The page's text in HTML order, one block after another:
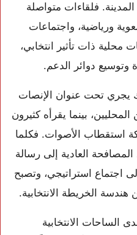
فلقاءات متواصلة
ورياضية، واجتماعات
ذات تأثير انتخابي،
وتوسيع دوائر الدعم.
يجري تحت عنوان الإنصات
المحليين، بينما يقرأه كثيرون
استقطاب الأصوات. فكلما
المصافحة العادية إلى رسالة
اجتماع استراتيجي، وتصبح
هندسة الخريطة الانتخابية.
الساحات الانتخابية